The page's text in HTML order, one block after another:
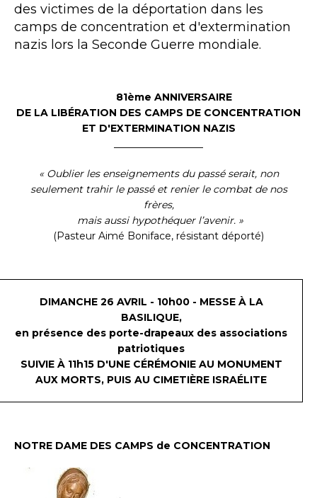
des victimes de la déportation dans les
camps de concentration et d'extermination
nazis lors la Seconde Guerre mondiale.
81ème ANNIVERSAIRE
DE LA LIBÉRATION DES CAMPS DE CONCENTRATION
ET D'EXTERMINATION NAZIS
« Oublier les enseignements du passé serait, non
seulement trahir le passé et renier le combat de nos
frères,
mais aussi hypothéquer l’avenir. »
(Pasteur Aimé Boniface, résistant déporté)
DIMANCHE 26 AVRIL - 10h00 - MESSE À LA
BASILIQUE,
en présence des porte-drapeaux des associations
patriotiques
SUIVIE À 11h15 D'UNE CÉRÉMONIE AU MONUMENT
AUX MORTS, PUIS AU CIMETIÈRE ISRAÉLITE
NOTRE DAME DES CAMPS de CONCENTRATION